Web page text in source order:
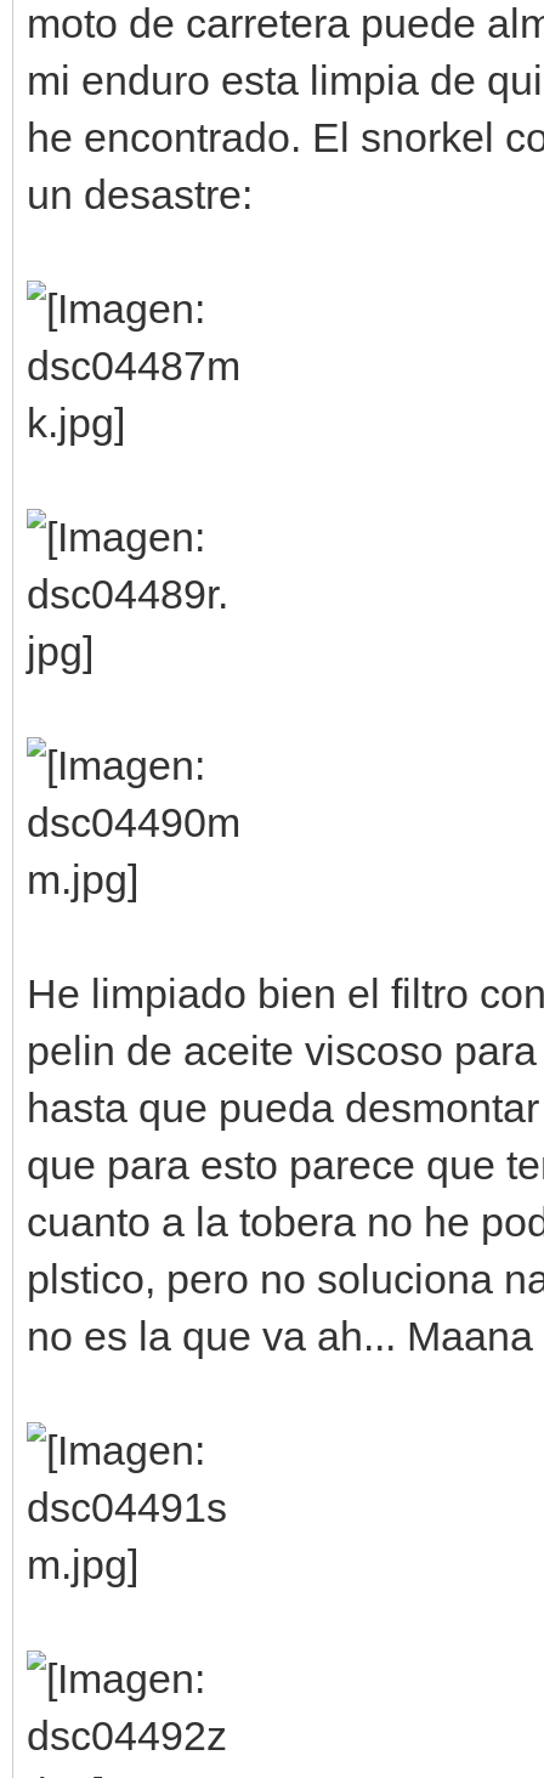
moto de carretera puede
mi enduro esta limpia de
he encontrado. El snorkel
un desastre:
He limpiado bien el filtro
pelin de aceite viscoso
hasta que pueda
que para esto parece que
cuanto a la tobera no he
plstico, pero no soluciona
no es la que va ah...